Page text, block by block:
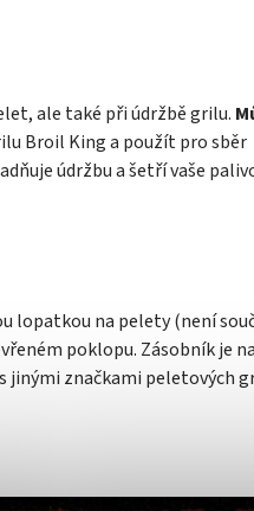
ale také při údržbě grilu.
Broil King a použít pro sběr
údržbu a šetří vaše
lopatkou na pelety (není
poklopu. Zásobník je
jinými značkami peletových